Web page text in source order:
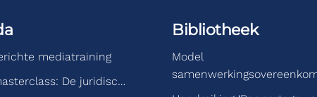
mediatraining
De juridisc…
Bibliotheek
Model